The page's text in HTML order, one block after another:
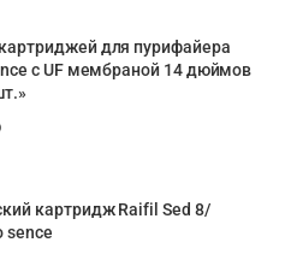
для пурифайера
с UF мембраной 14 дюймов
картридж Raifil Sed 8/
sence